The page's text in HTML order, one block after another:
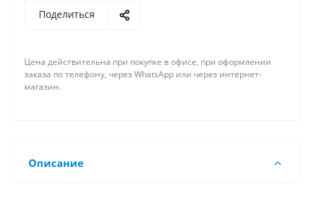
Поделиться
Цена действительна при покупке в офисе, при оформлении
заказа по телефону, через WhatsApp или через интернет-
магазин.
Описание